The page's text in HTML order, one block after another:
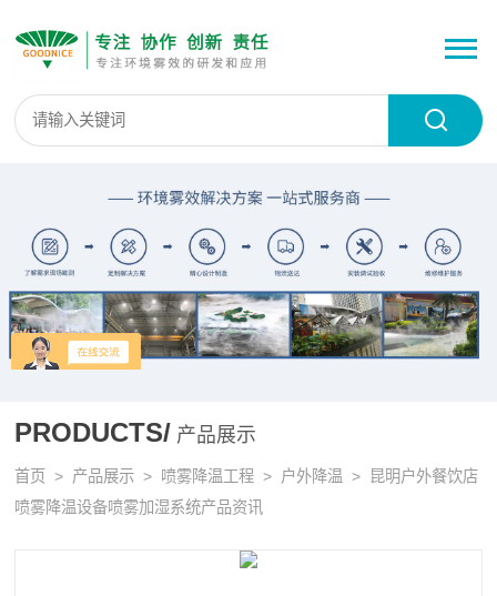
PRODUCTS/ 产品展示
首页 > 产品展示 > 喷雾降温工程 > 户外降温 > 昆明户外餐饮店
喷雾降温设备喷雾加湿系统产品资讯